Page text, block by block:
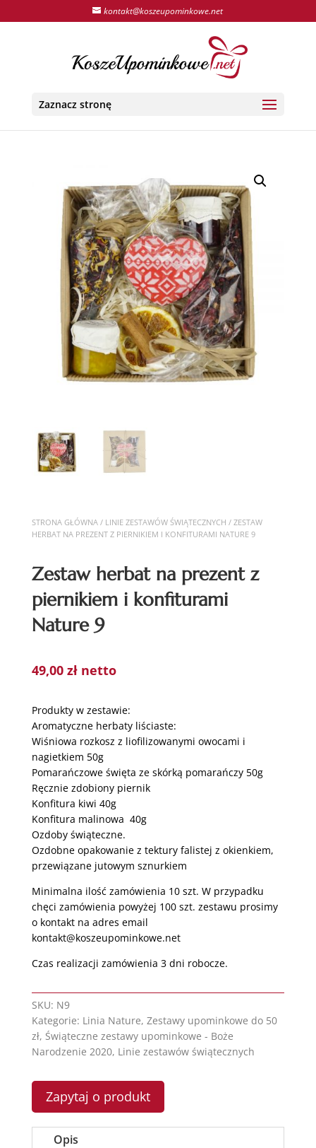
kontakt@koszeupominkowe.net
Zaznacz stronę
STRONA GŁÓWNA/ LINIE ZESTAWÓW ŚWIĄTECZNYCH / ZESTAW
HERBAT NA PREZENT Z PIERNIKIEM I KONFITURAMI NATURE 9
Zestaw herbat na prezent z
piernikiem i konfiturami
Nature 9
49,00 zł netto
Produkty w zestawie:
Aromatyczne herbaty liściaste:
Wiśniowa rozkosz z liofilizowanymi owocami i
nagietkiem 50g
Pomarańczowe święta ze skórką pomarańczy 50g
Ręcznie zdobiony piernik
Konfitura kiwi 40g
Konfitura malinowa 40g
Ozdoby świąteczne.
Ozdobne opakowanie z tektury falistej z okienkiem,
przewiązane jutowym sznurkiem
Minimalna ilość zamówienia 10 szt. W przypadku
chęci zamówienia powyżej 100 szt. zestawu prosimy
o kontakt na adres email
kontakt@koszeupominkowe.net
Czas realizacji zamówienia 3 dni robocze.
SKU: N9
Kategorie: Linia Nature, Zestawy upominkowe do 50
zł, Świąteczne zestawy upominkowe - Boże
Narodzenie 2020, Linie zestawów świątecznych
Zapytaj o produkt
Opis